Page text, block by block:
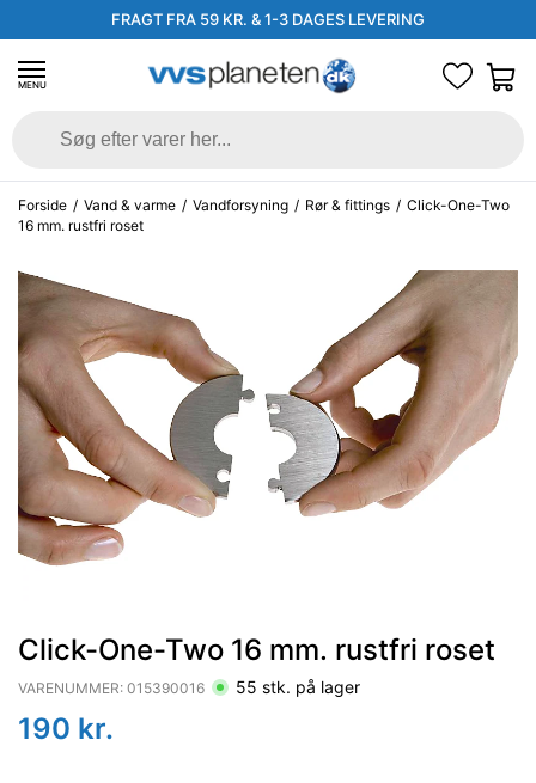
FRAGT FRA 59 KR. & 1-3 DAGES LEVERING
MENU
Forside / Vand & varme / Vandforsyning / Rør & fittings / Click-One-Two
16 mm. rustfri roset
Click-One-Two 16 mm. rustfri roset
VARENUMMER: 015390016 55 stk. på lager
190 kr.